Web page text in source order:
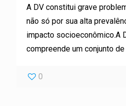
A DV constitui grave
não só por sua alta
impacto socioeconômico.A
compreende um conjunto de
0